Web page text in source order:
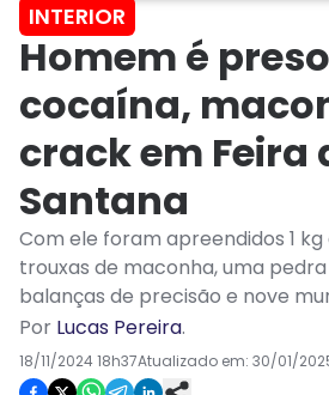
INTERIOR
Homem é
cocaína,
crack em Feira
Santana
Com ele foram apreendidos 1
trouxas de maconha, uma
balanças de precisão e nove
Por Lucas Pereira.
18/11/2024 18h37Atualizado em: 30/01/